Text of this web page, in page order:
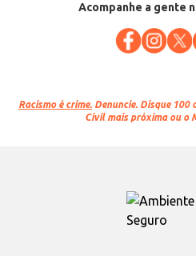
Acompanhe a gente
Racismo é crime. Denuncie. Disque 100
Civil mais próxima ou o